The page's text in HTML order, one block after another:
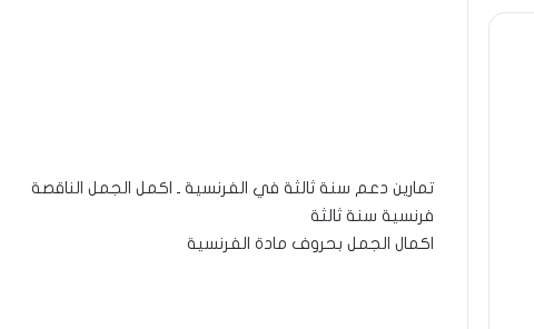
تمارين دعم سنة ثالثة في الفرنسية ـ اكمل الجمل الناقصة
فرنسية سنة ثالثة
اكمال الجمل بحروف مادة الفرنسية